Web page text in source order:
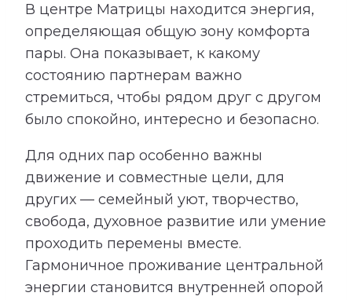
В центре Матрицы находится энергия,
определяющая общую зону комфорта
пары. Она показывает, к какому
состоянию партнерам важно
стремиться, чтобы рядом друг с другом
было спокойно, интересно и безопасно.
Для одних пар особенно важны
движение и совместные цели, для
других — семейный уют, творчество,
свобода, духовное развитие или умение
проходить перемены вместе.
Гармоничное проживание центральной
энергии становится внутренней опорой